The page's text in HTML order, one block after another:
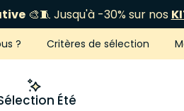
🎨🧵 Jusqu'à -30% sur nos
? Critères de sélection
Été